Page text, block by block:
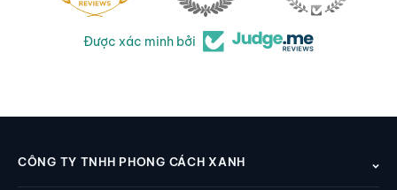
Được xác minh bởi
CÔNG TY TNHH PHONG CÁCH XANH